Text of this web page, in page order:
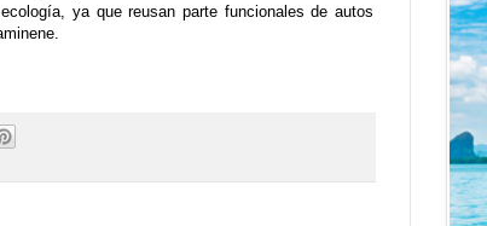
ya que reusan parte funcionales de autos